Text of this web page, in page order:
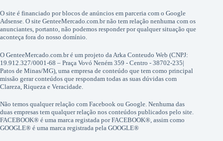
O site é financiado por blocos de anúncios em parceria com o Google
Adsense. O site GenteeMercado.com.br não tem relação nenhuma com os
anunciantes, portanto, não podemos responder por qualquer situação que
aconteça fora do nosso domínio.
O GenteeMercado.com.br é um projeto da Arka Conteudo Web (CNPJ:
19.912.327/0001-68 – Praça Vovó Neném 359 - Centro - 38702-235|
Patos de Minas/MG), uma empresa de conteúdo que tem como principal
missão gerar conteúdos que respondam todas as suas dúvidas com
Clareza, Riqueza e Veracidade.
Não temos qualquer relação com Facebook ou Google. Nenhuma das
duas empresas tem qualquer relação nos conteúdos publicados pelo site.
FACEBOOK® é uma marca registada por FACEBOOK®, assim como
GOOGLE® é uma marca registrada pela GOOGLE®